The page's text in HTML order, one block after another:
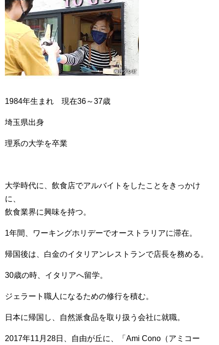
1984年生まれ 現在36～37歳
埼玉県出身
理系の大学を卒業
大学時代に、飲食店でアルバイトをしたことをきっかけ
に、
飲食業界に興味を持つ。
1年間、ワーキングホリデーでオーストラリアに滞在。
帰国後は、白金のイタリアンレストランで店長を務める。
30歳の時、イタリアへ留学。
ジェラート職人になるための修行を積む。
日本に帰国し、自然派食品を取り扱う会社に就職。
2017年11月28日、自由が丘に、「Ami Cono（アミコー